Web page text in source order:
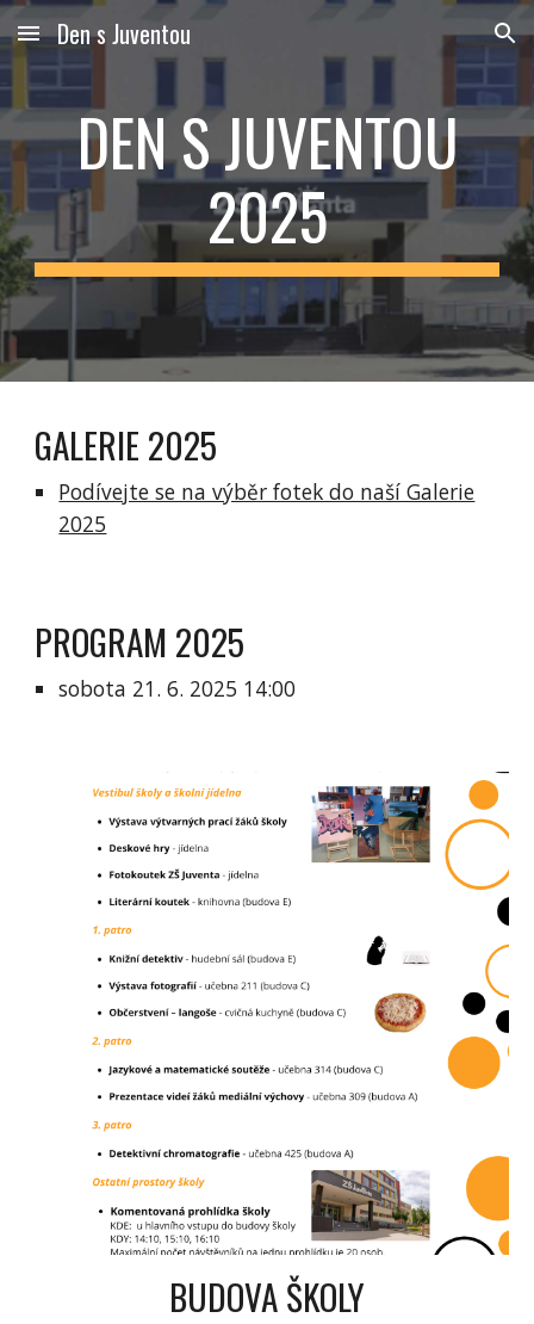
Skip to main content Skip to navigation
Den s Juventou
DEN S JUVENTOU
2025
GALERIE 2025
Podívejte se na výběr fotek do naší Galerie
2025
PROGRAM 2025
sobota 21. 6. 2025 14:00
BUDOVA ŠKOLY